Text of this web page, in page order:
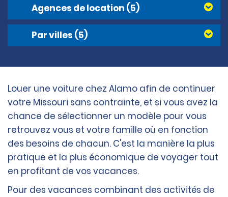
Agences de location (5)
Par villes (5)
Louer une voiture chez Alamo afin de continuer
votre Missouri sans contrainte, et si vous avez la
chance de sélectionner un modèle pour vous
retrouvez vous et votre famille où en fonction
des besoins de chacun. C'est la manière la plus
pratique et la plus économique de voyager tout
en profitant de vos vacances.
Pour des vacances combinant des activités de